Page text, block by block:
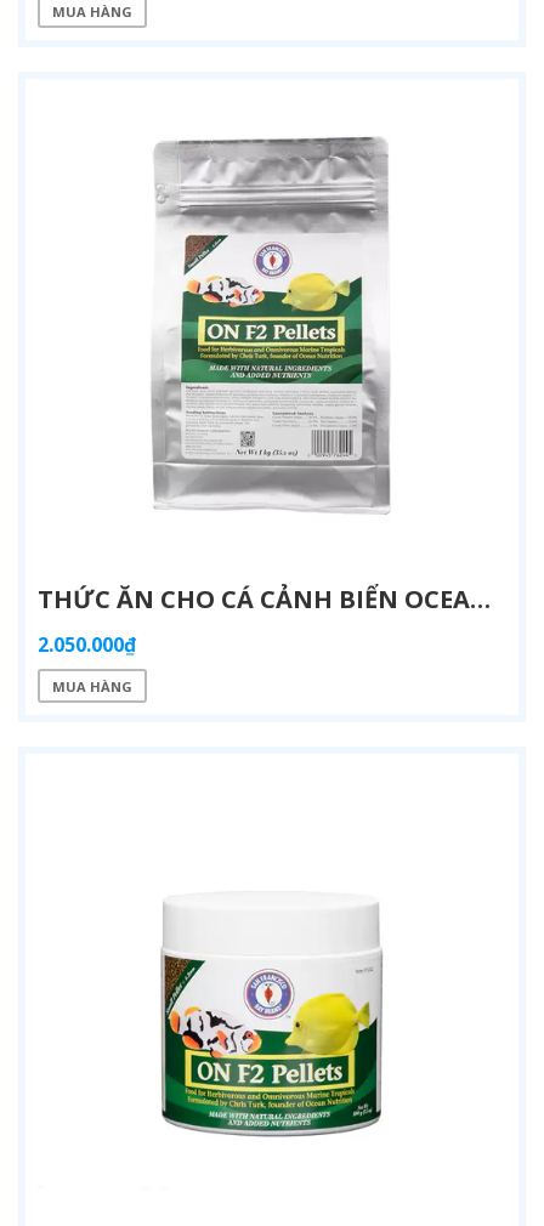
MUA HÀNG
THỨC ĂN CHO CÁ CẢNH BIỂN OCEAN NUTRITION FORMULA TWO 1000G - DINH DƯỠNG TỰ NHIÊN | AQUATICK
2.050.000₫
MUA HÀNG